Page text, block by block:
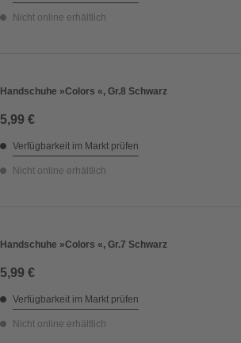
Nicht online erhältlich
Handschuhe »Colors «, Gr.8 Schwarz
5,99 €
Verfügbarkeit im Markt prüfen
Nicht online erhältlich
Handschuhe »Colors «, Gr.7 Schwarz
5,99 €
Verfügbarkeit im Markt prüfen
Nicht online erhältlich